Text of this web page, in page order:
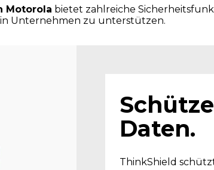
Motorola bietet zahlreiche
Unternehmen zu unterstützen.
Daten.
ThinkShield